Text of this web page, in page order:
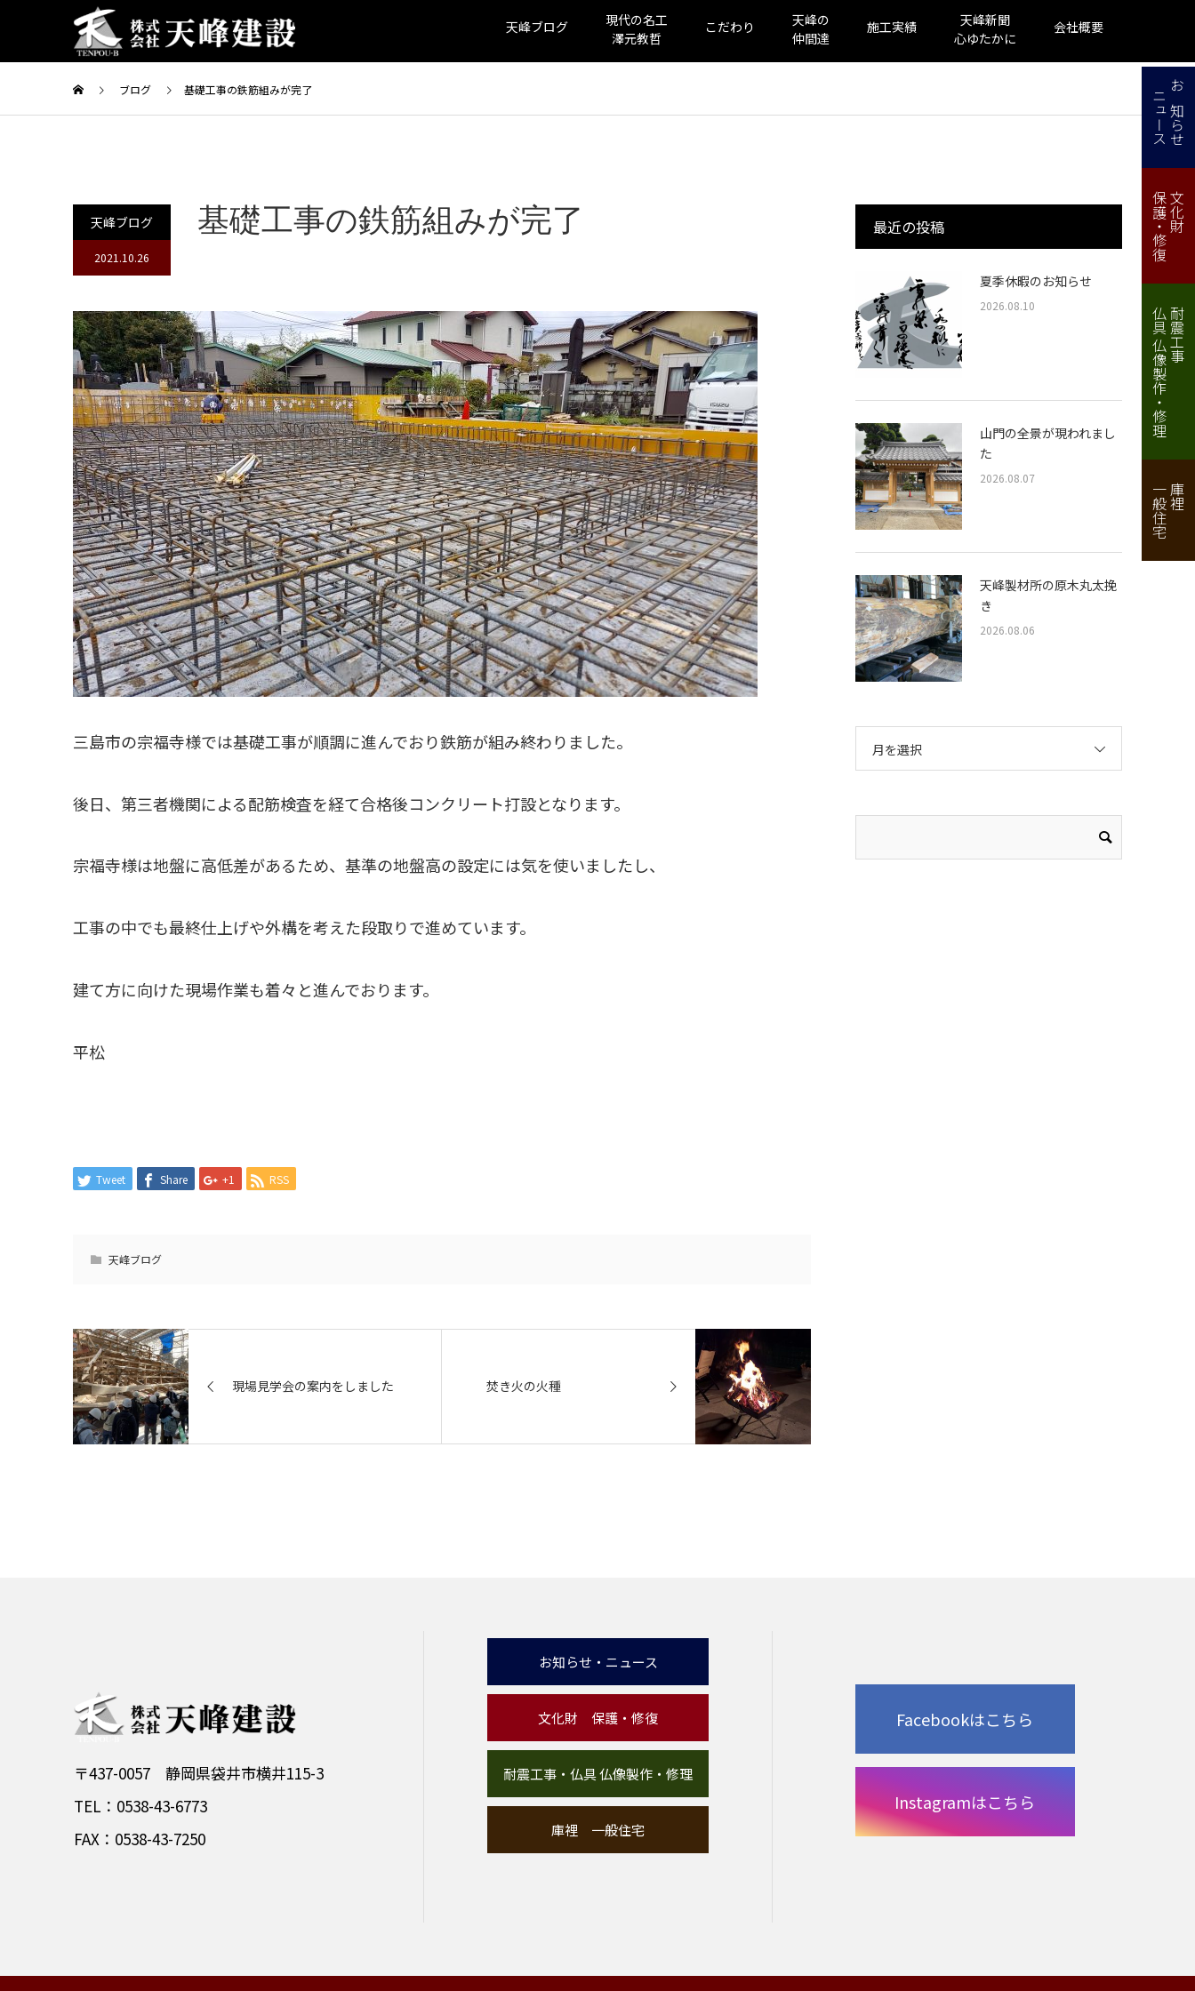
天峰ブログ
現代の名工
澤元教哲
こだわり
天峰の
仲間達
施工実績
天峰新聞
心ゆたかに
会社概要
ブログ 基礎工事の鉄筋組みが完了
天峰ブログ
2021.10.26
基礎工事の鉄筋組みが完了
三島市の宗福寺様では基礎工事が順調に進んでおり鉄筋が組み終わりました。
後日、第三者機関による配筋検査を経て合格後コンクリート打設となります。
宗福寺様は地盤に高低差があるため、基準の地盤高の設定には気を使いましたし、
工事の中でも最終仕上げや外構を考えた段取りで進めています。
建て方に向けた現場作業も着々と進んでおります。
平松
Tweet Share +1 RSS
天峰ブログ
現場見学会の案内をしました 焚き火の火種
最近の投稿
夏季休暇のお知らせ
2026.08.10
山門の全景が現われまし
た
2026.08.07
天峰製材所の原木丸太挽
き
2026.08.06
月を選択
お知らせ
ニュース
文化財
保護・修復
耐震工事
仏具 仏像製作・修理
庫裡
一般住宅
〒437-0057 静岡県袋井市横井115-3
TEL：0538-43-6773
FAX：0538-43-7250
お知らせ・ニュース
文化財 保護・修復
耐震工事・仏具 仏像製作・修理
庫裡 一般住宅
Facebookはこちら
Instagramはこちら